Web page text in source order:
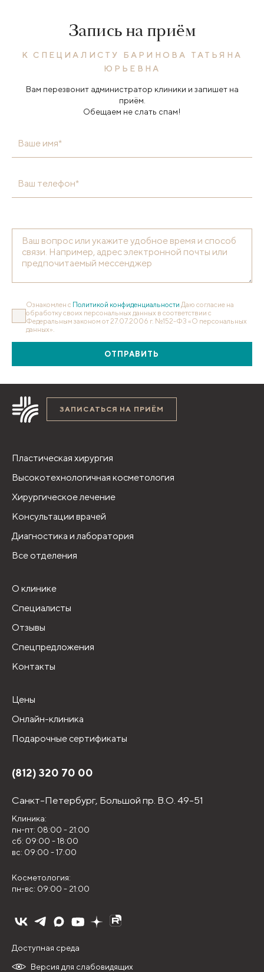
Запись на приём
К СПЕЦИАЛИСТУ БАРИНОВА ТАТЬЯНА
ЮРЬЕВНА
Вам перезвонит администратор клиники и запишет на
приём.
Обещаем не слать спам!
Ваше имя*
Ваш телефон*
Ознакомлен с Политикой конфиденциальности Даю согласие на
обработку своих персональных данных в соответствии с
Федеральным законом от 27.07.2006 г. №152-ФЗ «О персональных
данных».
ОТПРАВИТЬ
ЗАПИСАТЬСЯ НА ПРИЁМ
Пластическая хирургия
Высокотехнологичная косметология
Хирургическое лечение
Консультации врачей
Диагностика и лаборатория
Все отделения
О клинике
Специалисты
Отзывы
Спецпредложения
Контакты
Цены
Онлайн-клиника
Подарочные сертификаты
(812) 320 70 00
Санкт-Петербург, Большой пр. В.О. 49-51
Клиника:
пн-пт: 08:00 - 21:00
сб: 09:00 - 18:00
вс: 09:00 - 17:00
Косметология:
пн-вс: 09:00 - 21:00
Версия для слабовидящих
Доступная среда